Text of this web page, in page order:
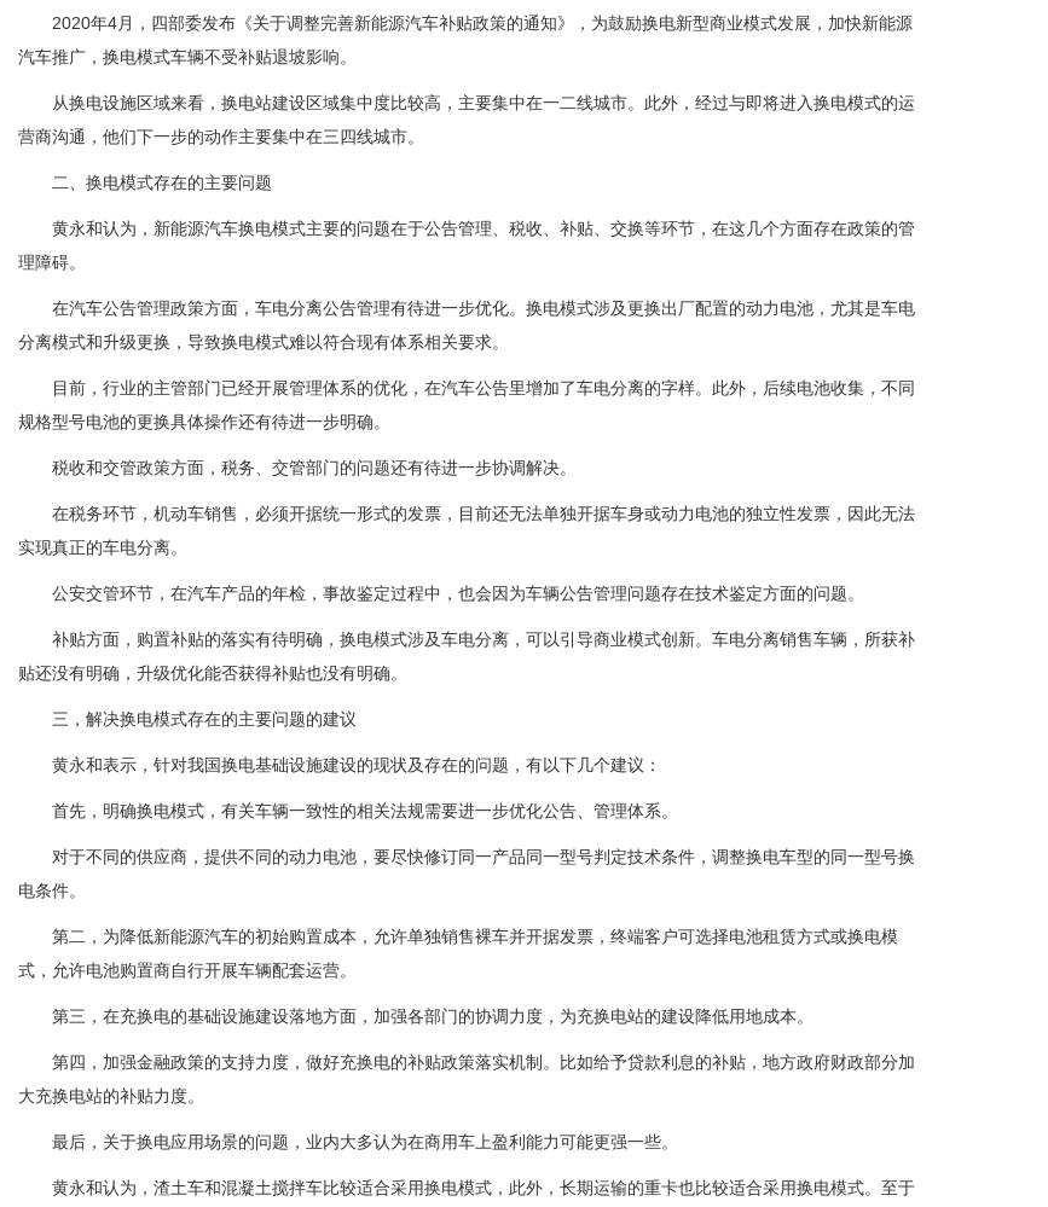
2020年4月，四部委发布《关于调整完善新能源汽车补贴政策的通知》，为鼓励换电新型商业模式发展，加快新能源
汽车推广，换电模式车辆不受补贴退坡影响。
从换电设施区域来看，换电站建设区域集中度比较高，主要集中在一二线城市。此外，经过与即将进入换电模式的运
营商沟通，他们下一步的动作主要集中在三四线城市。
二、换电模式存在的主要问题
黄永和认为，新能源汽车换电模式主要的问题在于公告管理、税收、补贴、交换等环节，在这几个方面存在政策的管
理障碍。
在汽车公告管理政策方面，车电分离公告管理有待进一步优化。换电模式涉及更换出厂配置的动力电池，尤其是车电
分离模式和升级更换，导致换电模式难以符合现有体系相关要求。
目前，行业的主管部门已经开展管理体系的优化，在汽车公告里增加了车电分离的字样。此外，后续电池收集，不同
规格型号电池的更换具体操作还有待进一步明确。
税收和交管政策方面，税务、交管部门的问题还有待进一步协调解决。
在税务环节，机动车销售，必须开据统一形式的发票，目前还无法单独开据车身或动力电池的独立性发票，因此无法
实现真正的车电分离。
公安交管环节，在汽车产品的年检，事故鉴定过程中，也会因为车辆公告管理问题存在技术鉴定方面的问题。
补贴方面，购置补贴的落实有待明确，换电模式涉及车电分离，可以引导商业模式创新。车电分离销售车辆，所获补
贴还没有明确，升级优化能否获得补贴也没有明确。
三，解决换电模式存在的主要问题的建议
黄永和表示，针对我国换电基础设施建设的现状及存在的问题，有以下几个建议：
首先，明确换电模式，有关车辆一致性的相关法规需要进一步优化公告、管理体系。
对于不同的供应商，提供不同的动力电池，要尽快修订同一产品同一型号判定技术条件，调整换电车型的同一型号换
电条件。
第二，为降低新能源汽车的初始购置成本，允许单独销售裸车并开据发票，终端客户可选择电池租赁方式或换电模
式，允许电池购置商自行开展车辆配套运营。
第三，在充换电的基础设施建设落地方面，加强各部门的协调力度，为充换电站的建设降低用地成本。
第四，加强金融政策的支持力度，做好充换电的补贴政策落实机制。比如给予贷款利息的补贴，地方政府财政部分加
大充换电站的补贴力度。
最后，关于换电应用场景的问题，业内大多认为在商用车上盈利能力可能更强一些。
黄永和认为，渣土车和混凝土搅拌车比较适合采用换电模式，此外，长期运输的重卡也比较适合采用换电模式。至于